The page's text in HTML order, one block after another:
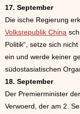
17. September
Die ische Regierung
Volksrepublik China
Politik“, setze sich
ein und werde keiner
südostasiatischen
18. September
Der Premierminister
Verwoerd, der am 2.